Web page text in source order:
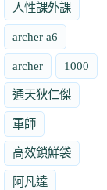
人性課外課
archer a6
archer 1000
通天狄仁傑
軍師
高效鎖鮮袋
阿凡達